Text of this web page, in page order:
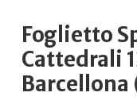
Foglietto
Cattedrali
Barcellona